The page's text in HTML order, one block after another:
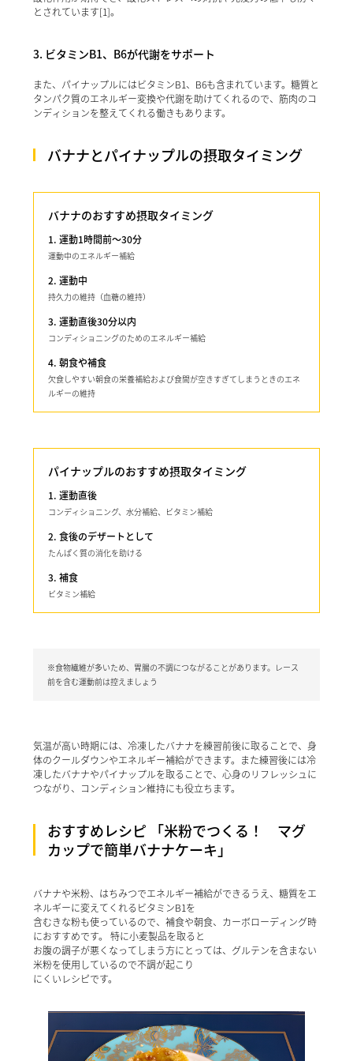
とされています[1]。
3. ビタミンB1、B6が代謝をサポート
また、パイナップルにはビタミンB1、B6も含まれています。糖質と
タンパク質のエネルギー変換や代謝を助けてくれるので、筋肉のコ
ンディションを整えてくれる働きもあります。
バナナとパイナップルの摂取タイミング
バナナのおすすめ摂取タイミング
1. 運動1時間前～30分
運動中のエネルギー補給
2. 運動中
持久力の維持（血糖の維持）
3. 運動直後30分以内
コンディショニングのためのエネルギー補給
4. 朝食や補食
欠食しやすい朝食の栄養補給および食間が空きすぎてしまうときのエネ
ルギーの維持
パイナップルのおすすめ摂取タイミング
1. 運動直後
コンディショニング、水分補給、ビタミン補給
2. 食後のデザートとして
たんぱく質の消化を助ける
3. 補食
ビタミン補給
※食物繊維が多いため、胃腸の不調につながることがあります。レース
前を含む運動前は控えましょう
気温が高い時期には、冷凍したバナナを練習前後に取ることで、身
体のクールダウンやエネルギー補給ができます。また練習後には冷
凍したバナナやパイナップルを取ることで、心身のリフレッシュに
つながり、コンディション維持にも役立ちます。
おすすめレシピ 「米粉でつくる！ マグ
カップで簡単バナナケーキ」
バナナや米粉、はちみつでエネルギー補給ができるうえ、糖質をエ
ネルギーに変えてくれるビタミンB1を
含むきな粉も使っているので、補食や朝食、カーボローディング時
におすすめです。 特に小麦製品を取ると
お腹の調子が悪くなってしまう方にとっては、グルテンを含まない
米粉を使用しているので不調が起こり
にくいレシピです。